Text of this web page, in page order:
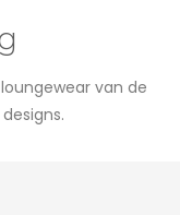
van de